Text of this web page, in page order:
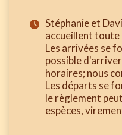
Stéphanie et
accueillent toute
Les arrivées se
possible
horaires; nous
Les départs se
le règlement
espèces,